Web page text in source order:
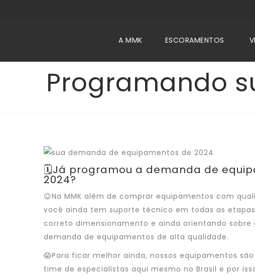
A MMK ESCORAMENTOS
Programando
🗓️Já programou a demanda de
2024?
😉Na MMK além de comprar equipamentos com
você ainda tem suporte técnico em todas as
correto dimensionamento e ainda orientando
demanda de equipamentos de alta qualidade.
😱Para ficar melhor ainda, nossos equipamentos
time de especialistas aqui mesmo no Brasil e por